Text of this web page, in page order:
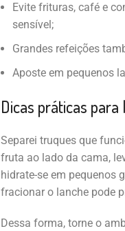
Evite frituras, café e
sensível;
Grandes refeições
Aposte em pequenos
Dicas práticas para
Separei truques que
fruta ao lado da cama,
hidrate-se em pequenos
fracionar o lanche pode
Dessa forma, torne o